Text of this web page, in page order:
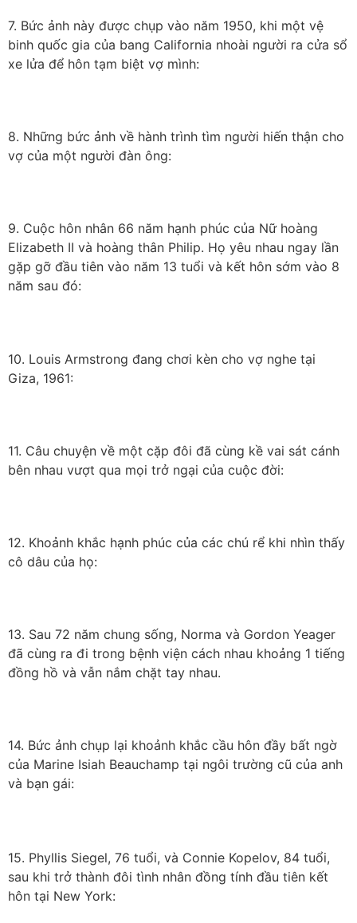
7. Bức ảnh này được chụp vào năm 1950, khi một vệ
binh quốc gia của bang California nhoài người ra cửa sổ
xe lửa để hôn tạm biệt vợ mình:
8. Những bức ảnh về hành trình tìm người hiến thận cho
vợ của một người đàn ông:
9. Cuộc hôn nhân 66 năm hạnh phúc của Nữ hoàng
Elizabeth II và hoàng thân Philip. Họ yêu nhau ngay lần
gặp gỡ đầu tiên vào năm 13 tuổi và kết hôn sớm vào 8
năm sau đó:
10. Louis Armstrong đang chơi kèn cho vợ nghe tại
Giza, 1961:
11. Câu chuyện về một cặp đôi đã cùng kề vai sát cánh
bên nhau vượt qua mọi trở ngại của cuộc đời:
12. Khoảnh khắc hạnh phúc của các chú rể khi nhìn thấy
cô dâu của họ:
13. Sau 72 năm chung sống, Norma và Gordon Yeager
đã cùng ra đi trong bệnh viện cách nhau khoảng 1 tiếng
đồng hồ và vẫn nắm chặt tay nhau.
14. Bức ảnh chụp lại khoảnh khắc cầu hôn đầy bất ngờ
của Marine Isiah Beauchamp tại ngôi trường cũ của anh
và bạn gái:
15. Phyllis Siegel, 76 tuổi, và Connie Kopelov, 84 tuổi,
sau khi trở thành đôi tình nhân đồng tính đầu tiên kết
hôn tại New York: